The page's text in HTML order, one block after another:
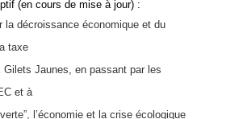
(en cours de mise à jour) :
la décroissance économique et du
taxe
Gilets Jaunes, en passant par les
et à
l’économie et la crise écologique